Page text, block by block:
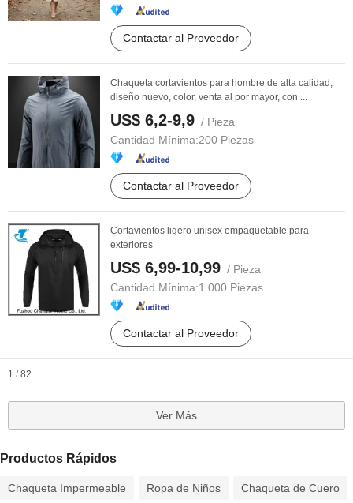
Contactar al Proveedor
Chaqueta cortavientos para hombre de alta calidad,
diseño nuevo, color, venta al por mayor, con ...
US$ 6,2-9,9 / Pieza
Cantidad Mínima:200 Piezas
Contactar al Proveedor
Cortavientos ligero unisex empaquetable para
exteriores
US$ 6,99-10,99 / Pieza
Cantidad Mínima:1.000 Piezas
Contactar al Proveedor
1 / 82
Ver Más
Productos Rápidos
Chaqueta Impermeable Ropa de Niños Chaqueta de Cuero